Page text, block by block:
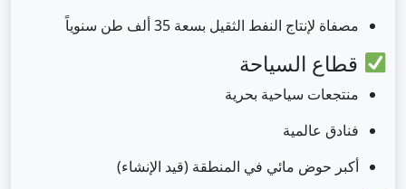
مصفاة لإنتاج النفط الثقيل بسعة 35 ألف طن سنوياً
قطاع السياحة
منتجعات سياحية بحرية
فنادق عالمية
أكبر حوض مائي في المنطقة (قيد الإنشاء)